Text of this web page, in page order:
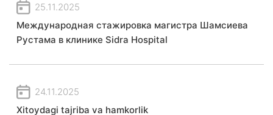
25.11.2025
Международная стажировка магистра Шамсиева
Рустама в клинике Sidra Hospital
24.11.2025
Xitoydagi tajriba va hamkorlik